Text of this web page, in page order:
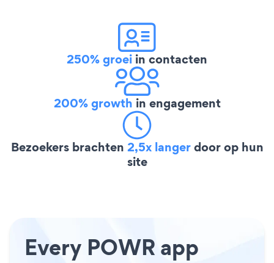
250% groei in contacten
200% growth in engagement
Bezoekers brachten 2,5x langerdoor op hun
site
Every POWR app